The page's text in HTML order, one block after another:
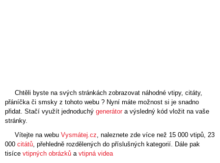
Chtěli byste na svých stránkách zobrazovat náhodné vtipy, citáty,
přáníčka či smsky z tohoto webu ? Nyní máte možnost si je snadno
přidat. Stačí využít jednoduchý generátora výsledný kód vložit na vaše
stránky.
Vítejte na webu Vysmátej.cz, naleznete zde více než 15 000 vtipů, 23
000 citátů, přehledně rozdělených do příslušných kategorií. Dále pak
tisíce vtipných obrázků a vtipná videa